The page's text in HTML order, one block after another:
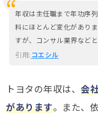
年収は主任職まで年功序
料にほとんど変化があり
すが、コンサル業界など
引用:コエシル
トヨタの年収は、 会
があります。また、